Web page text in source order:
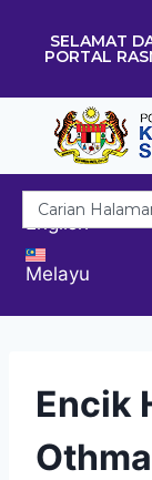
SELAMAT
PORTAL
English
Melayu
Encik